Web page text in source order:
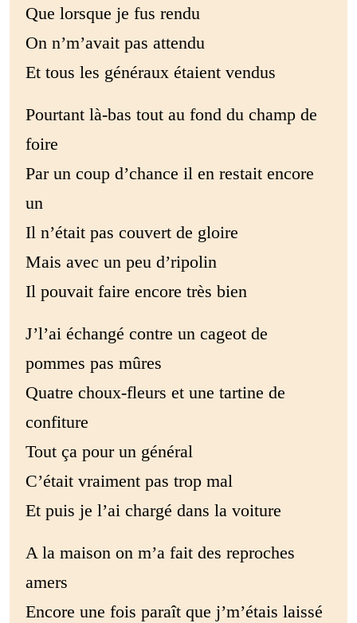
Que lorsque je fus rendu
On n’m’avait pas attendu
Et tous les généraux étaient vendus
Pourtant là-bas tout au fond du champ de
foire
Par un coup d’chance il en restait encore
un
Il n’était pas couvert de gloire
Mais avec un peu d’ripolin
Il pouvait faire encore très bien
J’l’ai échangé contre un cageot de
pommes pas mûres
Quatre choux-fleurs et une tartine de
confiture
Tout ça pour un général
C’était vraiment pas trop mal
Et puis je l’ai chargé dans la voiture
A la maison on m’a fait des reproches
amers
Encore une fois paraît que j’m’étais laissé